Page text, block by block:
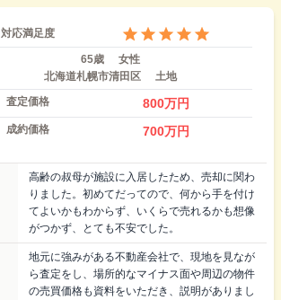
対応満足度
65歳
女性
北海道札幌市清田区
土地
査定価格
800万円
成約価格 700万円
高齢の叔母が施設に入居したため、売却に関わ
りました。初めてだってので、何から手を付け
てよいかもわからず、いくらで売れるかも想像
がつかず、とても不安でした。
地元に強みがある不動産会社で、現地を見なが
ら査定をし、場所的なマイナス面や周辺の物件
の売買価格も資料をいただき、説明がありまし